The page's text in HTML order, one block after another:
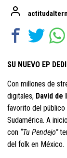
SU NUEVO EP
Con millones de
digitales, David de
favorito del
Sudamérica. A
con “Tu Pendejo”
del folk en México.